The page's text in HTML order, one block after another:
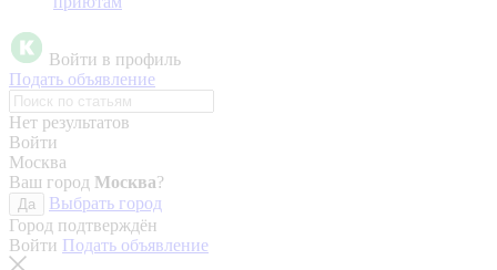
Войти в профиль
Подать объявление
Нет результатов
Войти
Москва
Ваш город Москва?
Да
Выбрать город
Город подтверждён
Войти Подать объявление